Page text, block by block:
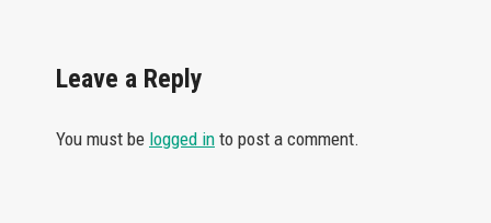
Leave a Reply
You must be logged in to post a comment.